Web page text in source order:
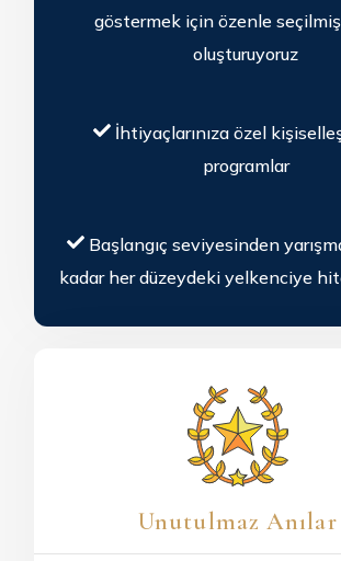
göstermek için özenle
oluşturuyoruz
İhtiyaçlarınıza özel
programlar
Başlangıç seviyesinden
kadar her düzeydeki yelkenciye
Unutulmaz Anılar